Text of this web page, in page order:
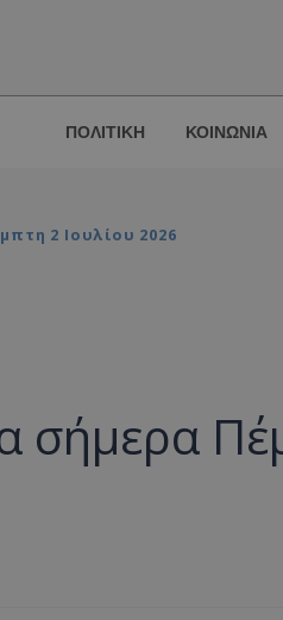
ΠΟΛΙΤΙΚΗ ΚΟΙΝΩΝΙΑ
2 Ιουλίου 2026
σήμερα